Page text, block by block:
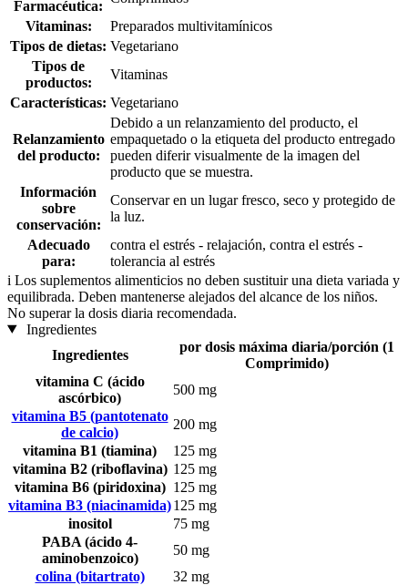
Farmacéutica:
Vitaminas:
Preparados multivitamínicos
Tipos de dietas: Vegetariano
Tipos de
productos:
Vitaminas
Características: Vegetariano
Relanzamiento
del producto:
Debido a un relanzamiento del producto, el
empaquetado o la etiqueta del producto entregado
pueden diferir visualmente de la imagen del
producto que se muestra.
Información
sobre
conservación:
Conservar en un lugar fresco, seco y protegido de
la luz.
Adecuado
para:
contra el estrés - relajación, contra el estrés -
tolerancia al estrés
i Los suplementos alimenticios no deben sustituir una dieta variada y
equilibrada. Deben mantenerse alejados del alcance de los niños.
No superar la dosis diaria recomendada.
Ingredientes
Ingredientes
por dosis máxima diaria/porción (1
Comprimido)
vitamina C (ácido
ascórbico)
500 mg
vitamina B5 (pantotenato
de calcio)
200 mg
vitamina B1 (tiamina)
125 mg
vitamina B2 (riboflavina) 125 mg
vitamina B6 (piridoxina) 125 mg
vitamina B3 (niacinamida)125 mg
inositol
75 mg
PABA (ácido 4-
aminobenzoico)
50 mg
colina (bitartrato)
32 mg